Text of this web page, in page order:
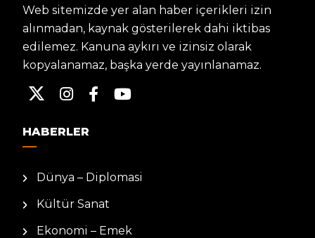
Web sitemizde yer alan haber içerikleri izin
alınmadan, kaynak gösterilerek dahi iktibas
edilemez. Kanuna aykırı ve izinsiz olarak
kopyalanamaz, başka yerde yayınlanamaz.
HABERLER
Dünya – Diplomasi
Kültür Sanat
Ekonomi – Emek